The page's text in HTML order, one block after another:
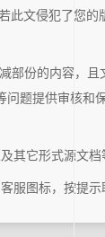
此文侵犯了您
部份的内容，
题提供审核和
其它形式源文档
服图标，按提示